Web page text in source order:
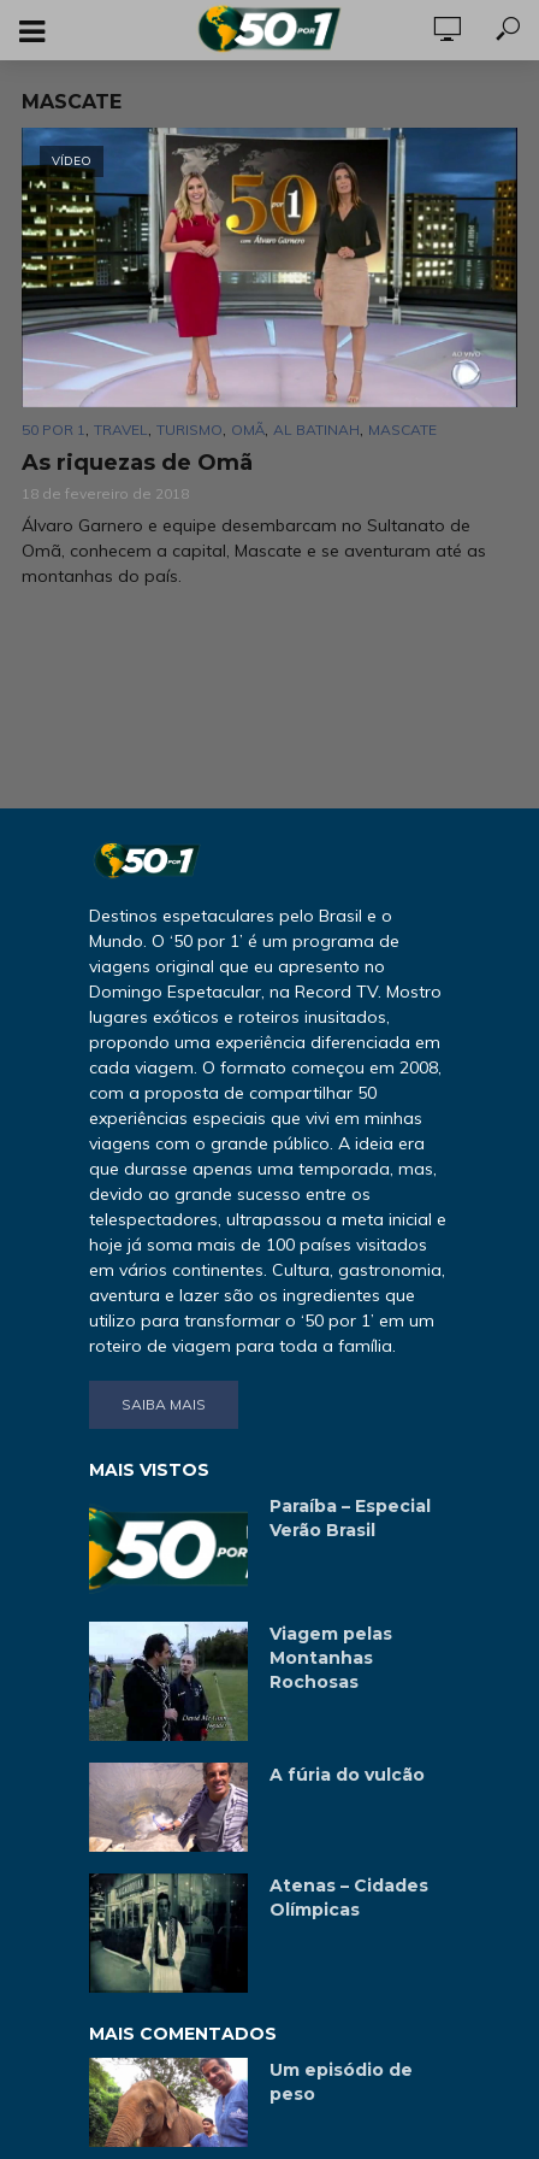
MASCATE
VÍDEO
50 POR 1, TRAVEL, TURISMO, OMÃ, AL BATINAH, MASCATE
As riquezas de Omã
18 de fevereiro de 2018
Álvaro Garnero e equipe desembarcam no Sultanato de
Omã, conhecem a capital, Mascate e se aventuram até as
montanhas do país.
Destinos espetaculares pelo Brasil e o
Mundo. O ‘50 por 1’ é um programa de
viagens original que eu apresento no
Domingo Espetacular, na Record TV. Mostro
lugares exóticos e roteiros inusitados,
propondo uma experiência diferenciada em
cada viagem. O formato começou em 2008,
com a proposta de compartilhar 50
experiências especiais que vivi em minhas
viagens com o grande público. A ideia era
que durasse apenas uma temporada, mas,
devido ao grande sucesso entre os
telespectadores, ultrapassou a meta inicial e
hoje já soma mais de 100 países visitados
em vários continentes. Cultura, gastronomia,
aventura e lazer são os ingredientes que
utilizo para transformar o ‘50 por 1’ em um
roteiro de viagem para toda a família.
SAIBA MAIS
MAIS VISTOS
Paraíba – Especial
Verão Brasil
Viagem pelas
Montanhas
Rochosas
A fúria do vulcão
Atenas – Cidades
Olímpicas
MAIS COMENTADOS
Um episódio de
peso